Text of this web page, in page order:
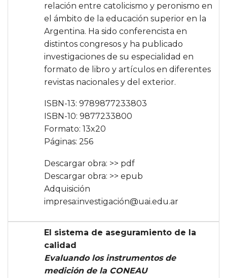
relación entre catolicismo y peronismo en
el ámbito de la educación superior en la
Argentina. Ha sido conferencista en
distintos congresos y ha publicado
investigaciones de su especialidad en
formato de libro y artículos en diferentes
revistas nacionales y del exterior.
ISBN-13: 9789877233803
ISBN-10: 9877233800
Formato: 13x20
Páginas: 256
Descargar obra: >> pdf
Descargar obra: >> epub
Adquisición
impresa:investigación@uai.edu.ar
El sistema de aseguramiento de la
calidad
Evaluando los instrumentos de
medición de la CONEAU